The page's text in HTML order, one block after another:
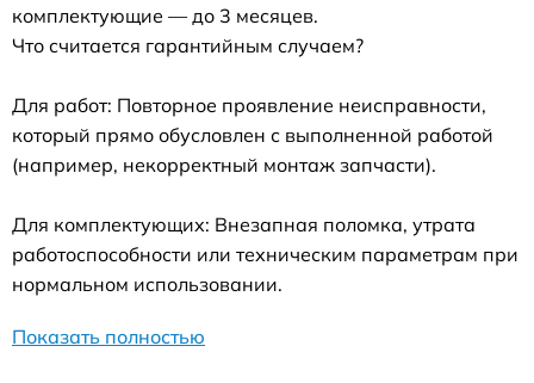
комплектующие — до 3 месяцев.
Что считается гарантийным случаем?
Для работ: Повторное проявление неисправности,
который прямо обусловлен с выполненной работой
(например, некорректный монтаж запчасти).
Для комплектующих: Внезапная поломка, утрата
работоспособности или техническим параметрам при
нормальном использовании.
Показать полностью